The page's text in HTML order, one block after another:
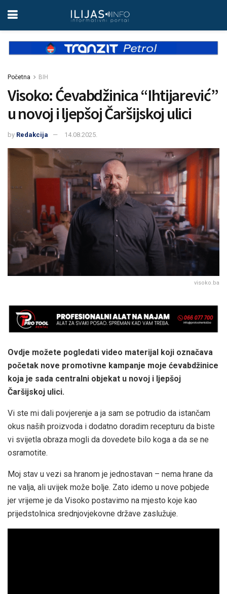
Početna BIH
Visoko: Ćevabdžinica “Ihtijarević”
u novoj i ljepšoj Čaršijskoj ulici
by Redakcija 14.08.2025.
visoko.ba
Ovdje možete pogledati video materijal koji označava
početak nove promotivne kampanje moje ćevabdžinice
koja je sada centralni objekat u novoj i ljepšoj
Čaršijskoj ulici.
Vi ste mi dali povjerenje a ja sam se potrudio da istančam
okus naših proizvoda i dodatno doradim recepturu da biste
vi svijetla obraza mogli da dovedete bilo koga a da se ne
osramotite.
Moj stav u vezi sa hranom je jednostavan – nema hrane da
ne valja, ali uvijek može bolje. Zato idemo u nove pobjede
jer vrijeme je da Visoko postavimo na mjesto koje kao
prijedstolnica srednjovjekovne države zaslužuje.